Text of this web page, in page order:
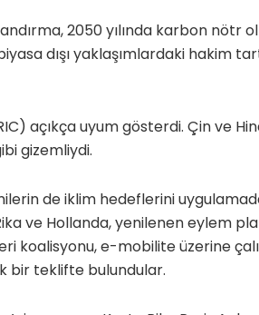
2050 yılında karbon nötr
dışı yaklaşımlardaki hakim
açıkça uyum gösterdi. Çin ve
gizemliydi.
de iklim hedeflerini
ve Hollanda, yenilenen eylem
koalisyonu, e-mobilite üzerine
bir teklifte bulundular.